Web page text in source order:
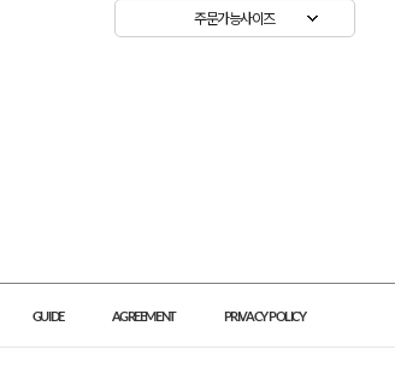
주문가능사이즈
GUIDE AGREEMENT PRIVACY POLICY